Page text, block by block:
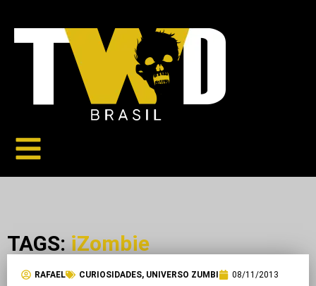
TAGS: iZombie
RAFAEL CURIOSIDADES, UNIVERSO ZUMBI 08/11/2013